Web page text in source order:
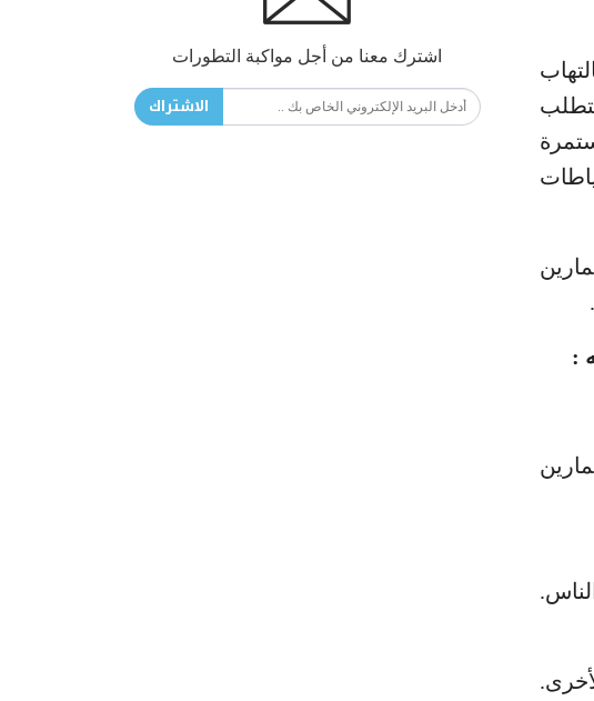
:
اشترك معنا من أجل مواكبة التطورات
الاشتراك